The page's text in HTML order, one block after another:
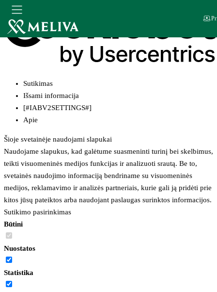
Sutikimas
Išsami informacija
[#IABV2SETTINGS#]
Apie
Šioje svetainėje naudojami slapukai
Naudojame slapukus, kad galėtume suasmeninti turinį bei skelbimus,
teikti visuomeninės medijos funkcijas ir analizuoti srautą. Be to,
svetainės naudojimo informaciją bendriname su visuomeninės
medijos, reklamavimo ir analizės partneriais, kurie gali ją pridėti prie
kitos jūsų pateiktos arba naudojant paslaugas surinktos informacijos.
Sutikimo pasirinkimas
Būtini
Nuostatos
Statistika